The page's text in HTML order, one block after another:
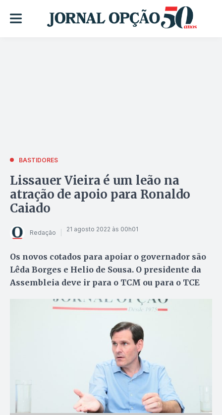
BASTIDORES
Lissauer Vieira é um leão na
atração de apoio para Ronaldo
Caiado
Redação 21 agosto 2022 às 00h01
Os novos cotados para apoiar o governador são
Lêda Borges e Helio de Sousa. O presidente da
Assembleia deve ir para o TCM ou para o TCE